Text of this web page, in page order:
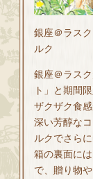
銀座＠ラス
ルク
銀座＠ラス
ト」と期間
ザクザク食
深い芳醇な
ルクでさら
箱の裏面に
で、贈り物